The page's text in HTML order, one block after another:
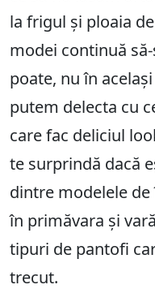
la frigul și ploaia
modei continuă
poate, nu în
putem delecta cu
care fac deliciul
te surprindă dacă
dintre modelele
în primăvara și
tipuri de pantofi
trecut.